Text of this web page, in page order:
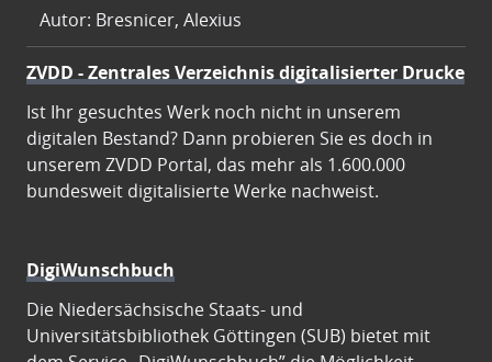
Autor: Bresnicer, Alexius
ZVDD - Zentrales Verzeichnis digitalisierter Drucke
Ist Ihr gesuchtes Werk noch nicht in unserem
digitalen Bestand? Dann probieren Sie es doch in
unserem ZVDD Portal, das mehr als 1.600.000
bundesweit digitalisierte Werke nachweist.
DigiWunschbuch
Die Niedersächsische Staats- und
Universitätsbibliothek Göttingen (SUB) bietet mit